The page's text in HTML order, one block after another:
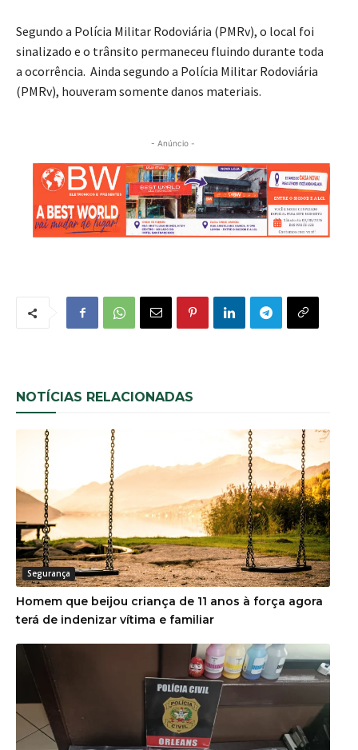
Segundo a Polícia Militar Rodoviária (PMRv), o local foi
sinalizado e o trânsito permaneceu fluindo durante toda
a ocorrência. Ainda segundo a Polícia Militar Rodoviária
(PMRv), houveram somente danos materiais.
- Anúncio -
NOTÍCIAS RELACIONADAS
Segurança
Homem que beijou criança de 11 anos à força agora
terá de indenizar vítima e familiar